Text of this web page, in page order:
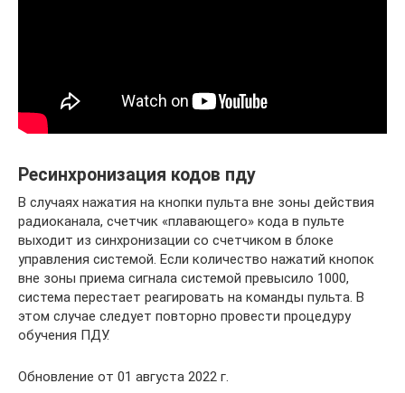
Ресинхронизация кодов пду
В случаях нажатия на кнопки пульта вне зоны действия
радиоканала, счетчик «плавающего» кода в пульте
выходит из синхронизации со счетчиком в блоке
управления системой. Если количество нажатий кнопок
вне зоны приема сигнала системой превысило 1000,
система перестает реагировать на команды пульта. В
этом случае следует повторно провести процедуру
обучения ПДУ.
Обновление от 01 августа 2022 г.